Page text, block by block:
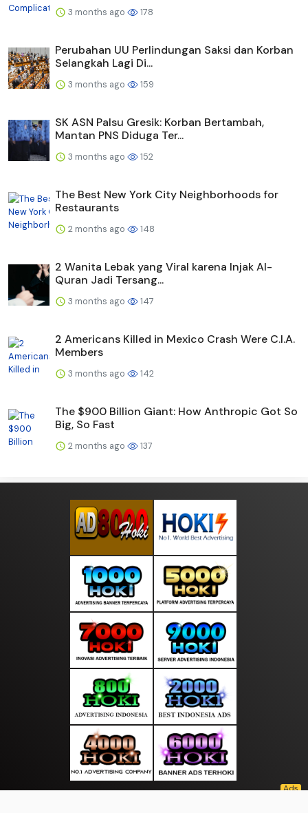
3 months ago 178
Perubahan UU Perlindungan Saksi dan Korban
Selangkah Lagi Di...
3 months ago 159
SK ASN Palsu Gresik: Korban Bertambah,
Mantan PNS Diduga Ter...
3 months ago 152
The Best New York City Neighborhoods for
Restaurants
2 months ago 148
2 Wanita Lebak yang Viral karena Injak Al-
Quran Jadi Tersang...
3 months ago 147
2 Americans Killed in Mexico Crash Were C.I.A.
Members
3 months ago 142
The $900 Billion Giant: How Anthropic Got So
Big, So Fast
2 months ago 137